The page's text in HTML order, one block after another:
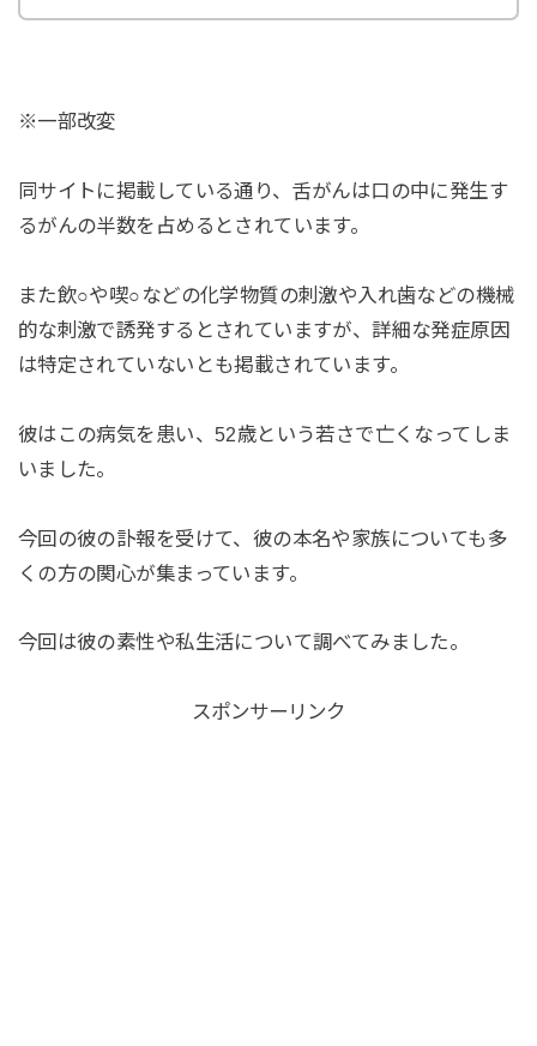
※一部改変
同サイトに掲載している通り、舌がんは口の中に発生す
るがんの半数を占めるとされています。
また飲○や喫○などの化学物質の刺激や入れ歯などの機械
的な刺激で誘発するとされていますが、詳細な発症原因
は特定されていないとも掲載されています。
彼はこの病気を患い、52歳という若さで亡くなってしま
いました。
今回の彼の訃報を受けて、彼の本名や家族についても多
くの方の関心が集まっています。
今回は彼の素性や私生活について調べてみました。
スポンサーリンク